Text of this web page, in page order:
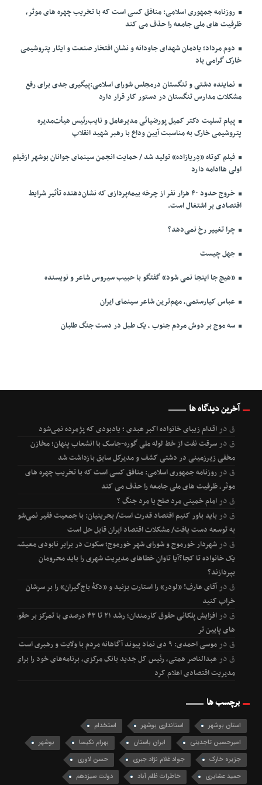
روزنامه جمهوری اسلامی: منافق کسی است که با تخریب چهره های موثر،
ظرفیت های ملی جامعه را حذف می کند
دوم مرداد؛ یادمان شهدای جاودانه و نشان افتخار صنعت و ایثار پتروشیمی
خارک گرامی باد
نماینده دشتی و تنگستان درمجلس شورای اسلامی:پیگیری جدی برای رفع
مشکلات مدارس تنگستان در دستور کار قرار دارد
پیام تسلیت دکتر کمیل پورضیائی مدیرعامل و نایب‌رئیس هیأت‌مدیره
پتروشیمی خارک به مناسبت آیین وداع با رهبر شهید انقلاب
فیلم کوتاه «دِریازاده» تولید شد / حمایت انجمن سینمای جوانان بوشهر ازفیلم
اولی هاادامه دارد
خروج حدود ۴۰ هزار نفر از چرخه بیمه‌پردازی که نشان‌دهنده تأثیر شرایط
اقتصادی بر اشتغال است.
چرا تغییر رخ نمی‌دهد؟
جهل چیست
«هیچ جا اینجا نمی شود» گفتگو با حبیب سیروس شاعر و نویسنده
عباس کیارستمی، مهم‌ترین شاعر سینمای ایران
سه موج بر دوش مردم جنوب ، یک طبل در دست جنگ طلبان
آخرین دیدگاه ها
قدراقدام زیبای خانواده اکبر عبدی ؛ یادبودی که پژمرده نمی‌شود
قدرسرقت نفت از خط لوله ملی گوره-جاسک با انشعاب پنهان؛ مخازن
مخفی زیرزمینی در دشتی کشف و مدیرکل سابق بازداشت شد
قدرروزنامه جمهوری اسلامی: منافق کسی است که با تخریب چهره های
موثر، ظرفیت های ملی جامعه را حذف می کند
قدرامام خمینی مرد صلح یا مرد جنگ ؟
قدرباید باور کنیم اقتصاد قدرت است/ بحرینیان: با جمعیت فقیر نمی‌شود
به توسعه دست یافت/ مشکلات اقتصاد ایران قابل حل است
قدرشهردار خورموج و شورای شهر خورموج؛ سکوت در برابر نابودی معیشت
یک خانواده تا کجا؟آیا تاوان خطاهای مدیریت شهری را باید محرومان
بپردازند؟
قدرآقای عارف! «لودر» را استارت بزنید و «دکۀ باج‌گیران» را بر سرشان
خراب کنید
قدر
افزایش پلکانی حقوق کارمندان؛ رشد ۲۱ تا ۴۳ درصدی با تمرکز بر حقوق
های پایین تر
قدرموسی احمدی: ۹ دی نماد پیوند آگاهانه مردم با ولایت و رهبری است
قدرعبدالناصر همتی، رئیس کل جدید بانک مرکزی، برنامه‌های خود را برای
مدیریت اقتصادی اعلام کرد
برچسب ها
استان بوشهر استانداری بوشهر
استخدام
امیرحسین تاجدینی
ایران باستان بهرام نکیسا
بوشهر
جزیره خارک
جواد غلام نژاد جبری
حسن لاوری
حمید عشایری
خاطرات ظلم آباد دولت سیزدهم